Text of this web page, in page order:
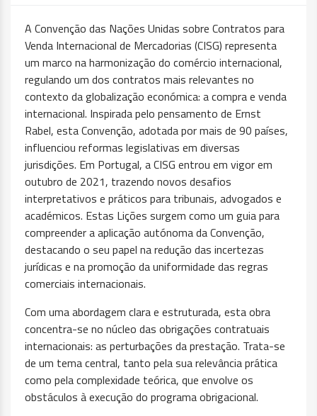
A Convenção das Nações Unidas sobre Contratos para
Venda Internacional de Mercadorias (CISG) representa
um marco na harmonização do comércio internacional,
regulando um dos contratos mais relevantes no
contexto da globalização económica: a compra e venda
internacional. Inspirada pelo pensamento de Ernst
Rabel, esta Convenção, adotada por mais de 90 países,
influenciou reformas legislativas em diversas
jurisdições. Em Portugal, a CISG entrou em vigor em
outubro de 2021, trazendo novos desafios
interpretativos e práticos para tribunais, advogados e
académicos. Estas Lições surgem como um guia para
compreender a aplicação autónoma da Convenção,
destacando o seu papel na redução das incertezas
jurídicas e na promoção da uniformidade das regras
comerciais internacionais.
Com uma abordagem clara e estruturada, esta obra
concentra-se no núcleo das obrigações contratuais
internacionais: as perturbações da prestação. Trata-se
de um tema central, tanto pela sua relevância prática
como pela complexidade teórica, que envolve os
obstáculos à execução do programa obrigacional.